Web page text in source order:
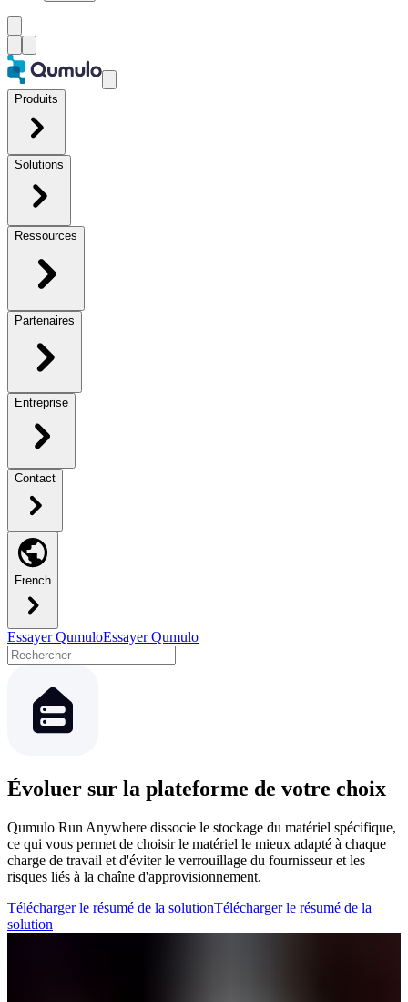
Produits
Solutions
Ressources
Partenaires
Entreprise
Contact
French
Essayer QumuloEssayer Qumulo
Évoluer sur la plateforme de votre choix
Qumulo Run Anywhere dissocie le stockage du matériel spécifique,
ce qui vous permet de choisir le matériel le mieux adapté à chaque
charge de travail et d'éviter le verrouillage du fournisseur et les
risques liés à la chaîne d'approvisionnement.
Télécharger le résumé de la solutionTélécharger le résumé de la
solution